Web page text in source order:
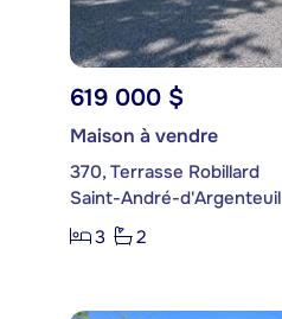
619 000 $
Maison à vendre
370, Terrasse Robillard
Saint-André-d'Argenteuil
3
2